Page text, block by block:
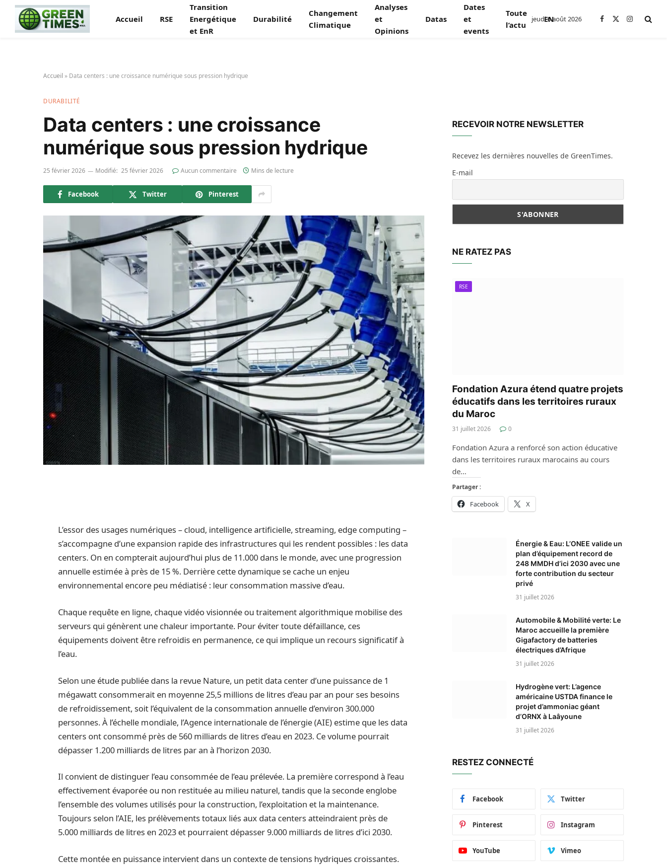
Accueil RSE
Transition
Energétique
et EnR
Durabilité
Changement
Climatique
Analyses
et
Opinions
Datas
Dates
et
events
Toute
l’actu
EN
jeudi 6 août 2026 Facebook
X
Instagram
Accueil » Data centers : une croissance numérique sous pression hydrique
DURABILITÉ
Data centers : une croissance
numérique sous pression hydrique
25 février 2026 Modifié: 25 février 2026 Aucun commentaire Mins de lecture
Facebook Twitter Pinterest
L’essor des usages numériques – cloud, intelligence artificielle, streaming, edge computing –
s’accompagne d’une expansion rapide des infrastructures qui les rendent possibles : les data
centers. On en compterait aujourd’hui plus de 11.000 dans le monde, avec une progression
annuelle estimée à près de 15 %. Derrière cette dynamique se cache un enjeu
environnemental encore peu médiatisé : leur consommation massive d’eau.
Chaque requête en ligne, chaque vidéo visionnée ou traitement algorithmique mobilise des
serveurs qui génèrent une chaleur importante. Pour éviter toute défaillance, ces
équipements doivent être refroidis en permanence, ce qui implique un recours significatif à
l’eau.
Selon une étude publiée dans la revue Nature, un petit data center d’une puissance de 1
mégawatt consommerait en moyenne 25,5 millions de litres d’eau par an pour ses besoins
de refroidissement, soit l’équivalent de la consommation annuelle d’environ 300.000
personnes. À l’échelle mondiale, l’Agence internationale de l’énergie (AIE) estime que les data
centers ont consommé près de 560 milliards de litres d’eau en 2023. Ce volume pourrait
dépasser 1.200 milliards de litres par an à l’horizon 2030.
Il convient de distinguer l’eau consommée de l’eau prélevée. La première correspond à l’eau
effectivement évaporée ou non restituée au milieu naturel, tandis que la seconde englobe
l’ensemble des volumes utilisés pour la construction, l’exploitation et la maintenance.
Toujours selon l’AIE, les prélèvements totaux liés aux data centers atteindraient près de
5.000 milliards de litres en 2023 et pourraient dépasser 9.000 milliards de litres d’ici 2030.
Cette montée en puissance intervient dans un contexte de tensions hydriques croissantes.
RECEVOIR NOTRE NEWSLETTER
Recevez les dernières nouvelles de GreenTimes.
E-mail
NE RATEZ PAS
RSE
Fondation Azura étend quatre projets
éducatifs dans les territoires ruraux
du Maroc
31 juillet 2026 0
Fondation Azura a renforcé son action éducative
dans les territoires ruraux marocains au cours
de…
Partager :
Facebook X
Énergie & Eau: L’ONEE valide un
plan d’équipement record de
248 MMDH d’ici 2030 avec une
forte contribution du secteur
privé
31 juillet 2026
Automobile & Mobilité verte: Le
Maroc accueille la première
Gigafactory de batteries
électriques d’Afrique
31 juillet 2026
Hydrogène vert: L’agence
américaine USTDA finance le
projet d’ammoniac géant
d’ORNX à Laâyoune
31 juillet 2026
RESTEZ CONNECTÉ
Facebook Twitter
Pinterest Instagram
YouTube Vimeo